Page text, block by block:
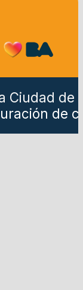
Ciudad de
de